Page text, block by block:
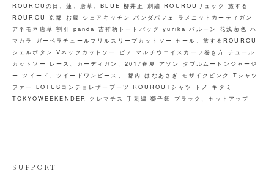
ROUROUの日、蓮、唐草、BLUE 柳井正 刺繍 ROUROUリュック 旅する
ROUROU 京都 お蔵 シェアキッチン パンダパフェ
ラメニットカーディガン
アネモネ唐草 割引 panda 吉祥柄トートバッグ yurika バルーン 花浅葱色 ハ
マカラ
ガーベラチュールフリルスリーブカットソー セール、旅するROUROU
シェルボタン Vネックカットソー ピノ マルチウエイスカーフ巻き方 チュール
カットソー レース、カーディガン、2017春夏 アゾン
ダブルムートンジャージ
ー ツイード、ツイードワンピース、 都内 はなあさぎ モザイクピンク
Tシャツ
ファー LOTUSコンチョレザーブーツ ROUROUTシャツ トメ キタミ
TOKYOWEEKENDER クレマチス 手刺繍 獅子舞 ブラック、セットアップ
SUPPORT